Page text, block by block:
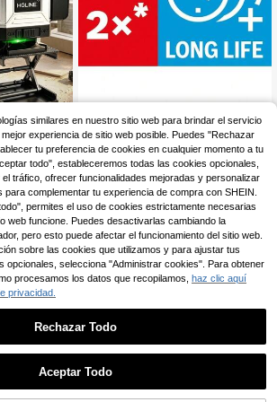
láser 4D
de línea ver
de 360 grad
y me
láser 4
de línea v
bosch
Almacén UE Bosch 1x Hoja de sierra
circular con cable EXPERT Wood pa
ra sierra de mesa (para Madera blan
da, Madera dura, Ø mm, Profession
al Accesorios Sierra circular de ban
co con cable)
10 Left
87,99€
RRP: 92,62€
4-7 días hábiles
Envío gratuito
1
similares en nuestro sitio web para brindar el servicio
experiencia de sitio web posible. Puedes "Rechazar
tu preferencia de cookies en cualquier momento a tu
todo", estableceremos todas las cookies opcionales,
tráfico, ofrecer funcionalidades mejoradas y personalizar
para complementar tu experiencia de compra con SHEIN.
permites el uso de cookies estrictamente necesarias
web funcione. Puedes desactivarlas cambiando la
pero esto puede afectar el funcionamiento del sitio web.
sobre las cookies que utilizamos y para ajustar tus
opcionales, selecciona "Administrar cookies". Para obtener
procesamos los datos que recopilamos, haz clic aquí
privacidad.
Rechazar Todo
Aceptar Todo